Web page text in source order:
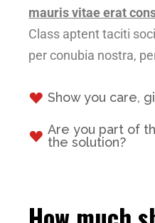
mauris vitae erat
Class aptent taciti
per conubia nostra,
Show you care,
Are you part of
the solution?